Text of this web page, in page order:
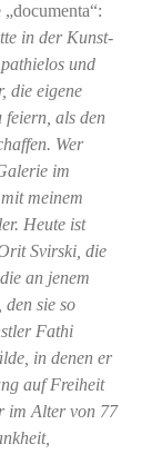
in der Kunst-
und
die eigene
als den
Wer
im
meinem
Heute ist
Svirski, die
an jenem
sie so
Fathi
in denen er
auf Freiheit
im Alter von 77